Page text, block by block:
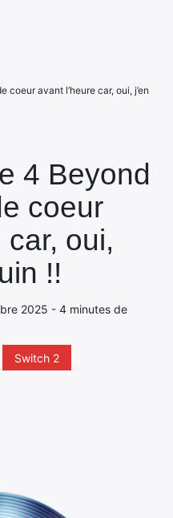
4 Beyond
coeur
car, oui,
!!
2025 - 4 minutes de
Switch 2
avant l’heure car, oui, j’en